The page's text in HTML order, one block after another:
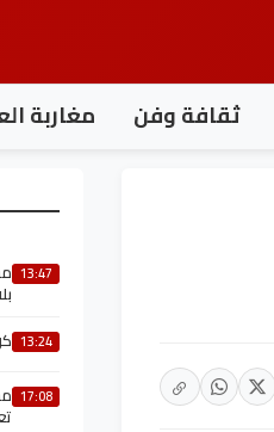
ثقافة وفن مغاربة
13:47
13:24
17:08